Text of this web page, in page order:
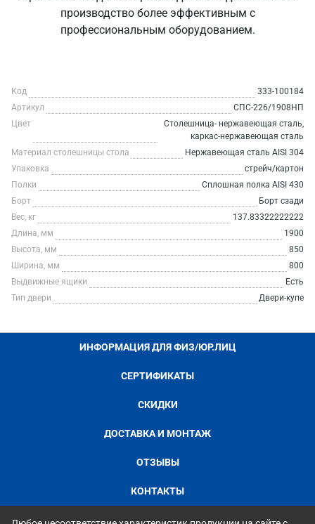
производство более эффективным с
профессиональным оборудованием.
Код
333-100184
Артикул
СПС-226/1908НП
Цвет
Столешница- нержавеющая сталь,
каркас-нержавеющая сталь
Материал столешницы стола
Нержавеющая сталь AISI 304
Упаковка
стрейч/картон
Полки
Сплошная полка AISI 430
Борт
Борт сзади
Вес, кг
137.83322222222
Длина, мм
1900
Высота, мм
850
Ширина, мм
800
Выдвижные ящики
Есть
Тип двери
Двери-купе
ИНФОРМАЦИЯ ДЛЯ ФИЗ/ЮР.ЛИЦ
СЕРТИФИКАТЫ
СКИДКИ
ДОСТАВКА И МОНТАЖ
ОТЗЫВЫ
КОНТАКТЫ